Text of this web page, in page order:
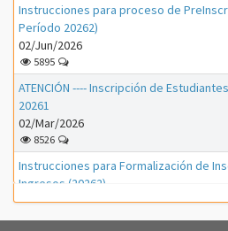
Instrucciones para proceso de
Período 20262)
02/Jun/2026
5895
ATENCIÓN ---- Inscripción de
20261
02/Mar/2026
8526
Instrucciones para Formalización de
Ingresos (20262)
01/Mar/2026